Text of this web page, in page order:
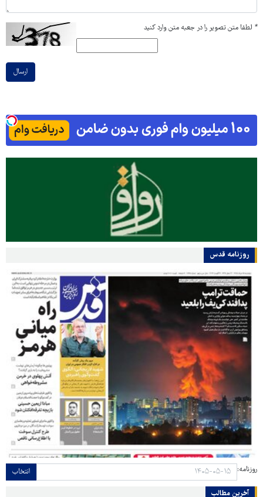
* لطفا متن تصویر را در جعبه متن وارد کنید
ارسال
روزنامه قدس
روزنامه: انتخاب
آخرین مطالب